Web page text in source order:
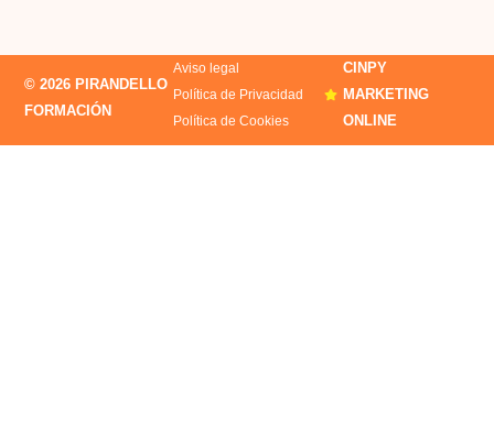
© 2026 PIRANDELLO
FORMACIÓN
Aviso legal
Política de Privacidad
Política de Cookies
CINPY
MARKETING
ONLINE